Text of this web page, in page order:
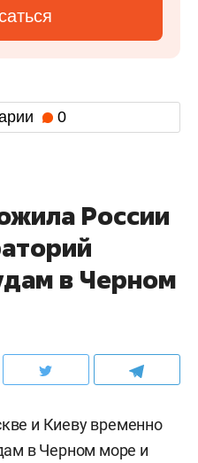
0
России
в Черном
и Киеву временно
в Черном море и